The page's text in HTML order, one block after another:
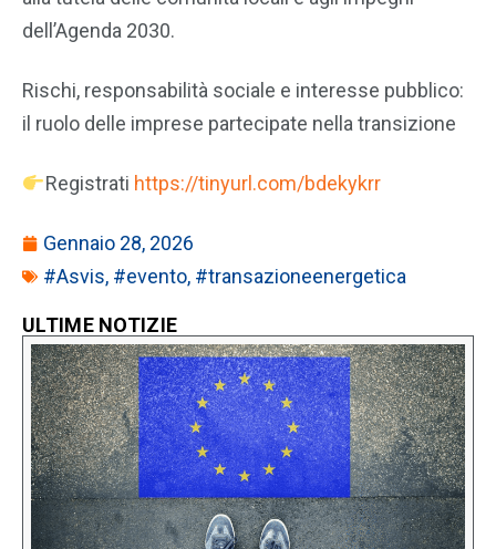
dell’Agenda 2030.
Rischi, responsabilità sociale e interesse pubblico:
il ruolo delle imprese partecipate nella transizione
Registrati https://tinyurl.com/bdekykrr
Gennaio 28, 2026
#Asvis, #evento, #transazioneenergetica
ULTIME NOTIZIE